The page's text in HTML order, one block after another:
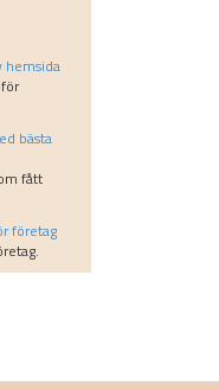
hemsida
bästa
fått
företag